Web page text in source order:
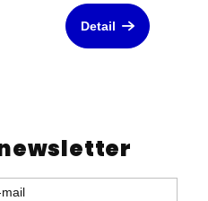
Detail
mail